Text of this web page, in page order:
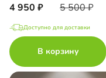
4 950 5 500
Доступно для доставки
В корзину